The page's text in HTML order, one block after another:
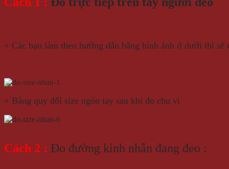
+ Các bạn làm theo hướng dẫn bằng hình ảnh ở dưới thì
+ Bảng quy đổi size ngón tay sau khi đo chu vi
Cách 2 : Đo đường kính nhẫn đang đeo :